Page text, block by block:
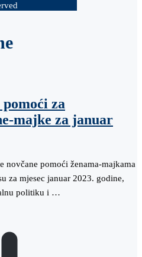
za
majke za januar
novčane pomoći ženama-majkama
za mjesec januar 2023. godine,
politiku i …